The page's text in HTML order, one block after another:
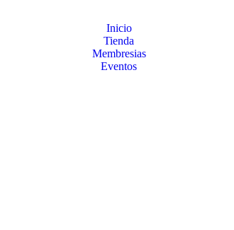
Inicio
Tienda
Membresias
Eventos